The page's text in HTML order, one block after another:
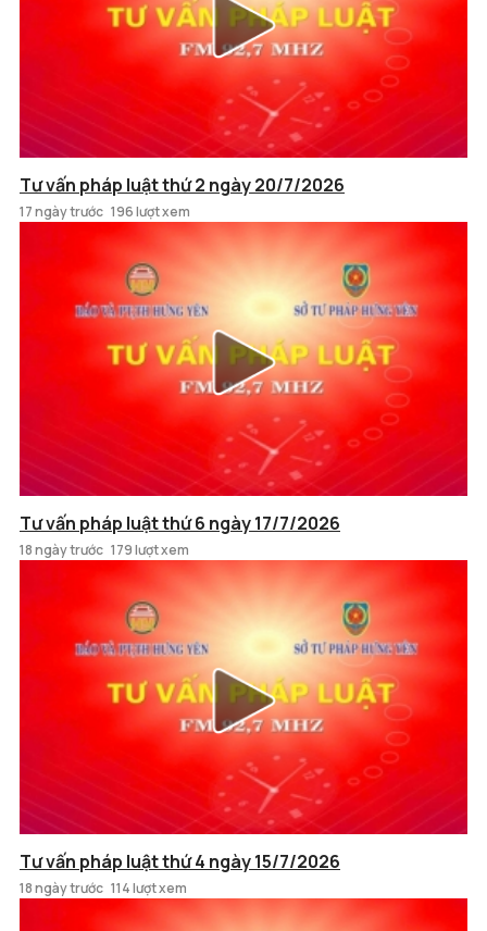
Tư vấn pháp luật thứ 2 ngày 20/7/2026
17 ngày trước 196 lượt xem
Tư vấn pháp luật thứ 6 ngày 17/7/2026
18 ngày trước 179 lượt xem
Tư vấn pháp luật thứ 4 ngày 15/7/2026
18 ngày trước 114 lượt xem